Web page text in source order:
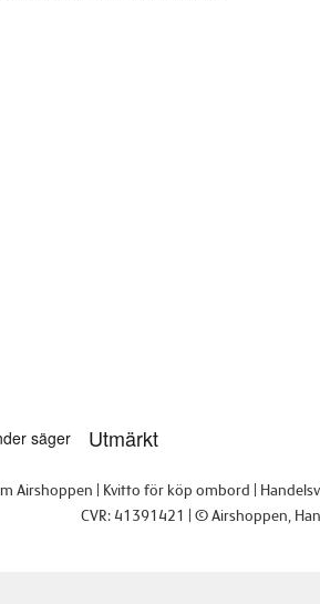
Airshoppen Kvitto för köp ombord
CVR: 41391421
© Airshoppen ,